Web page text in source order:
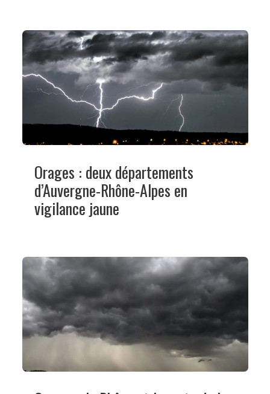
Orages : deux départements
d’Auvergne-Rhône-Alpes en
vigilance jaune